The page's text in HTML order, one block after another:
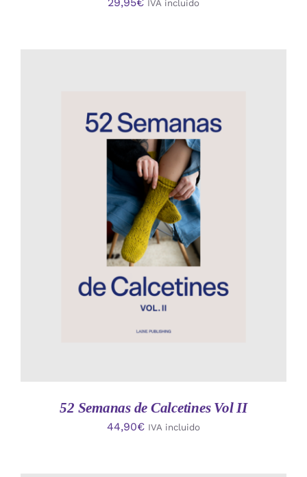
IVA incluido
AÑADIR AL CARRITO
52 Semanas de Calcetines Vol II
44,90€ IVA incluido